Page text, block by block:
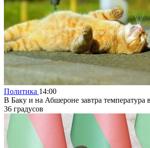
Политика 14:00
В Баку и на Абшероне завтра температура
36 градусов